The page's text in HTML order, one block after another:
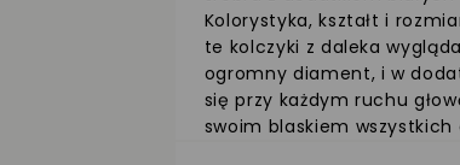
Kolorystyka, kształt i
te kolczyki z daleka
ogromny diament, i w
się przy każdym ruchu
swoim blaskiem wszystkich